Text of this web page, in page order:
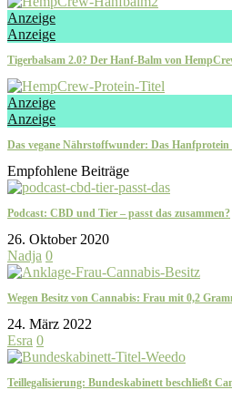
Anzeige
Anzeige
Tigerbalsam 2.0? Der Hanf-Balm von
Anzeige
Anzeige
Das vegane Nährstoffwunder: Das
Empfohlene Beiträge
Podcast: CBD und Tier – passt das zusammen?
26. Oktober 2020
Nadja 0
Wegen Besitz von Cannabis: Frau mit 0,2
24. März 2022
Esra 0
Teillegalisierung: Bundeskabinett beschließt